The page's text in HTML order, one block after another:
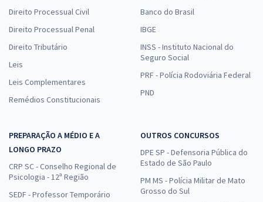
Direito Processual Civil
Direito Processual Penal
Direito Tributário
Leis
Leis Complementares
Remédios Constitucionais
Banco do Brasil
IBGE
INSS - Instituto Nacional do
Seguro Social
PRF - Polícia Rodoviária Federal
PND
PREPARAÇÃO A MÉDIO E A
LONGO PRAZO
CRP SC - Conselho Regional de
Psicologia - 12ª Região
SEDF - Professor Temporário
OUTROS CONCURSOS
DPE SP - Defensoria Pública do
Estado de São Paulo
PM MS - Polícia Militar de Mato
Grosso do Sul